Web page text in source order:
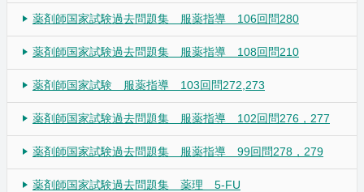
薬剤師国家試験過去問題集 服薬指導 106回問280
薬剤師国家試験過去問題集 服薬指導 108回問210
薬剤師国家試験 服薬指導 103回問272,273
薬剤師国家試験過去問題集 服薬指導 102回問276，277
薬剤師国家試験過去問題集 服薬指導 99回問278，279
薬剤師国家試験過去問題集 薬理 5-FU